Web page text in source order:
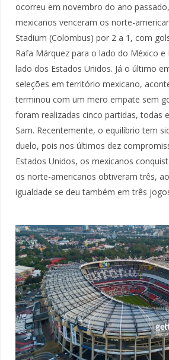
ocorreu em novembro do ano
mexicanos venceram os norte-
Stadium (Colombus) por 2 a 1, com
Rafa Márquez para o lado do México
lado dos Estados Unidos. Já o último
seleções em território mexicano,
terminou com um mero empate sem
foram realizadas cinco partidas, todas
Sam. Recentemente, o equilíbrio tem
duelo, pois nos últimos dez
Estados Unidos, os mexicanos
os norte-americanos obtiveram três,
igualdade se deu também em três